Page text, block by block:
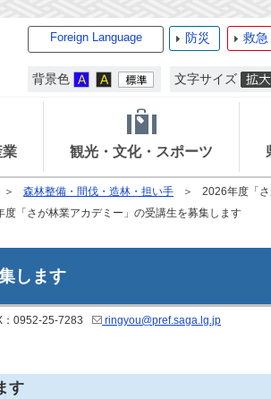
Foreign Language 防災 救急
背景色 文字サイズ
業 観光・文化・スポーツ
森林整備・間伐・造林・担い手
2026年度「
度「さが林業アカデミー」の受講生を募集します
します
：0952-25-7283 ringyou@pref.saga.lg.jp
す